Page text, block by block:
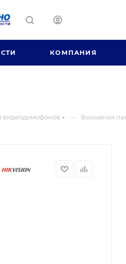
КОМПАНИЯ
видеодомофонов — Вызывная